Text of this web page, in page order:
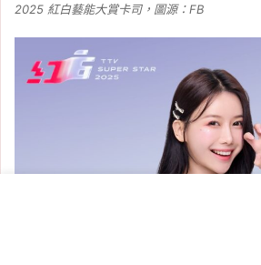
2025 紅白藝能大賞卡司，圖源：FB